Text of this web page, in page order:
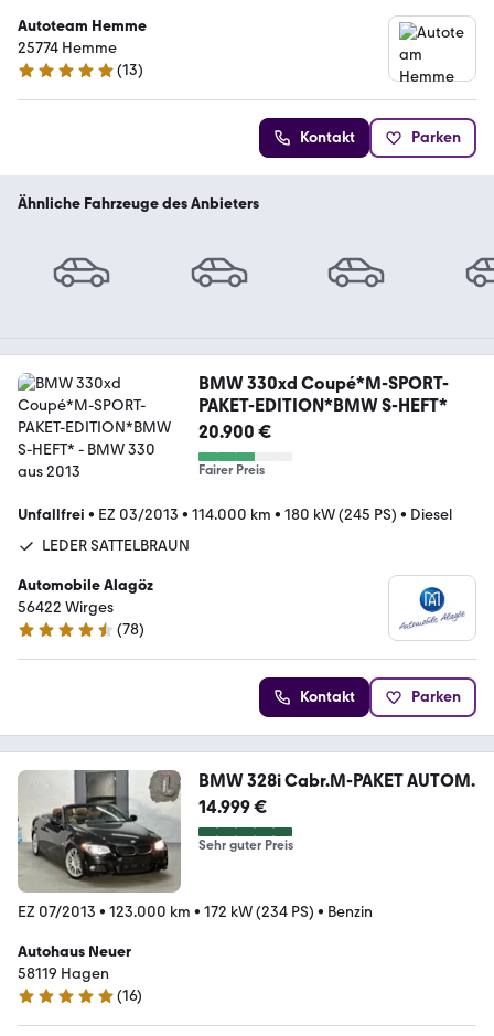
Autoteam Hemme
25774 Hemme
5 Sterne
(13)
Kontakt Parken
Ähnliche Fahrzeuge des Anbieters
BMW 330xd Coupé*M-SPORT-
PAKET-EDITION*BMW S-HEFT*
20.900 €
Fairer Preis
Unfallfrei • EZ 03/2013 • 114.000 km • 180 kW (245 PS) • Diesel
LEDER SATTELBRAUN
Automobile Alagöz
56422 Wirges
4.6 Sterne
(78)
Kontakt Parken
BMW 328i Cabr.M-PAKET AUTOM.
14.999 €
Sehr guter Preis
EZ 07/2013 • 123.000 km • 172 kW (234 PS) • Benzin
Autohaus Neuer
58119 Hagen
5 Sterne
(16)